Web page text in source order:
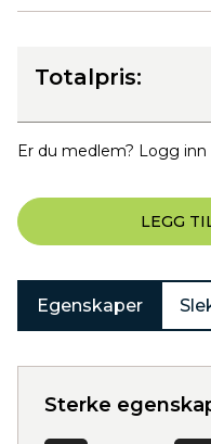
Totalpris:
Er du medlem? Logg
LEGG
Egenskaper
Sterke